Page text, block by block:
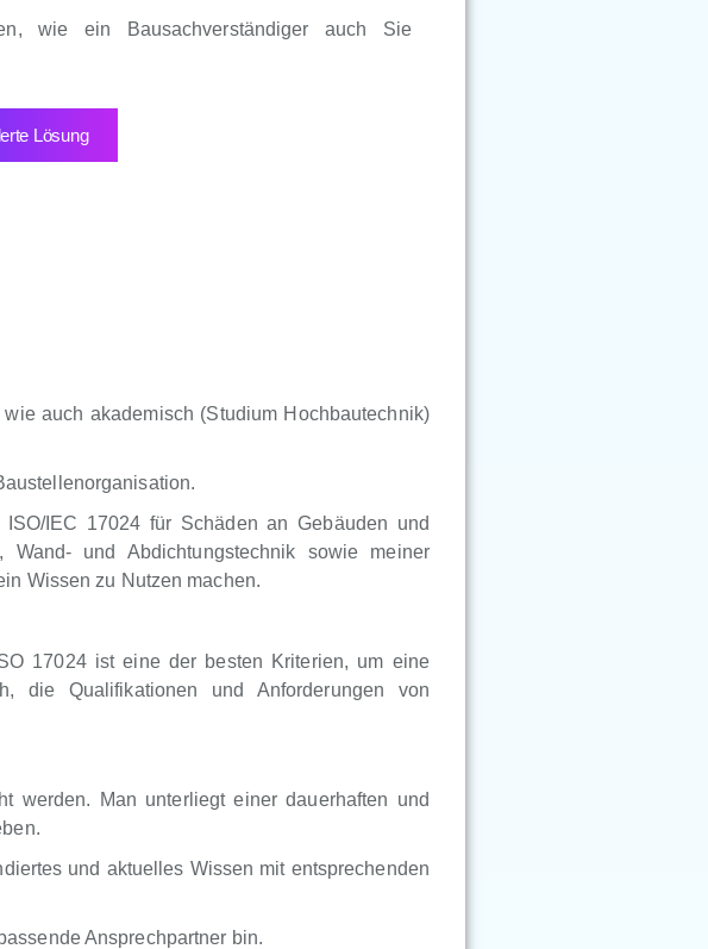
wie ein Bausachverständiger auch Sie
Lösung
auch akademisch (Studium Hochbautechnik)
IEC 17024 für Schäden an Gebäuden und
und Abdichtungstechnik sowie meiner
Wissen zu Nutzen machen.
17024 ist eine der besten Kriterien, um eine
die Qualifikationen und Anforderungen von
werden. Man unterliegt einer dauerhaften und
und aktuelles Wissen mit entsprechenden
Ansprechpartner bin.